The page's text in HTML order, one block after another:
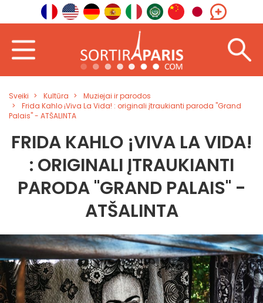
Sveiki Kultūra
Muziejai ir parodos
Frida Kahlo ¡Viva La Vida! : originali įtraukianti paroda "Grand
Palais" - ATŠALINTA
FRIDA KAHLO ¡VIVA LA VIDA!
: ORIGINALI ĮTRAUKIANTI
PARODA "GRAND PALAIS" -
ATŠALINTA